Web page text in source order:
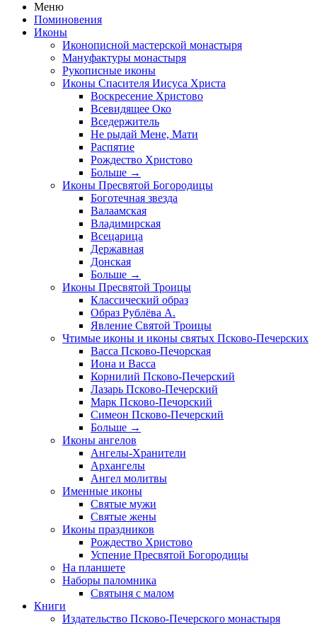
Меню
Поминовения
Иконы
Иконописной мастерской монастыря
Мануфактуры монастыря
Рукописные иконы
Иконы Спасителя Иисуса Христа
Воскресение Христово
Всевидящее Око
Вседержитель
Не рыдай Мене, Мати
Распятие
Рождество Христово
Больше →
Иконы Пресвятой Богородицы
Боготечная звезда
Валаамская
Владимирская
Всецарица
Державная
Донская
Больше →
Иконы Пресвятой Троицы
Классический образ
Образ Рублёва А.
Явление Святой Троицы
Чтимые иконы и иконы святых Псково-Печерских
Васса Псково-Печорская
Иона и Васса
Корнилий Псково-Печерский
Лазарь Псково-Печерский
Марк Псково-Печорский
Симеон Псково-Печерский
Больше →
Иконы ангелов
Ангелы-Хранители
Архангелы
Ангел молитвы
Именные иконы
Святые мужи
Святые жены
Иконы праздников
Рождество Христово
Успение Пресвятой Богородицы
На планшете
Наборы паломника
Святыня с малом
Книги
Издательство Псково-Печерского монастыря